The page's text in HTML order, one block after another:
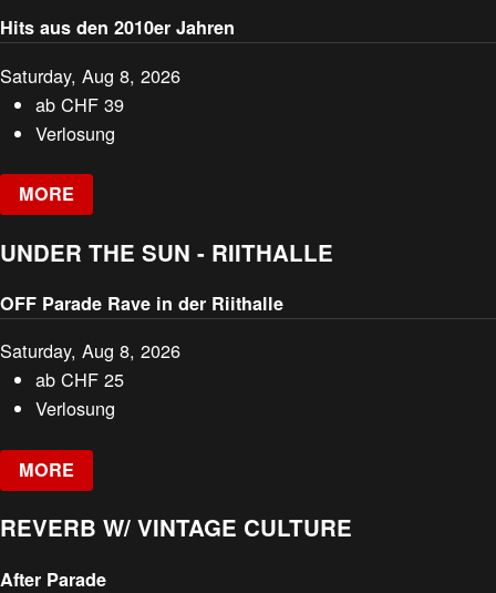
Hits aus den 2010er Jahren
Saturday, Aug 8, 2026
abCHF 39
Verlosung
MORE
UNDER THE SUN - RIITHALLE
OFF Parade Rave in der Riithalle
Saturday, Aug 8, 2026
abCHF 25
Verlosung
MORE
REVERB W/ VINTAGE CULTURE
After Parade